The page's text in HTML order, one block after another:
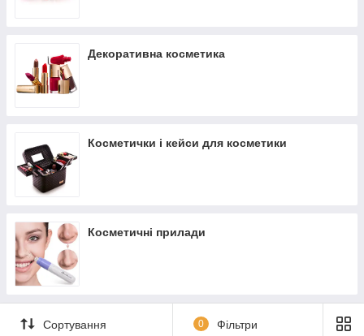
Декоративна косметика
Косметички і кейси для косметики
Косметичні прилади
Сортування 0 Фільтри